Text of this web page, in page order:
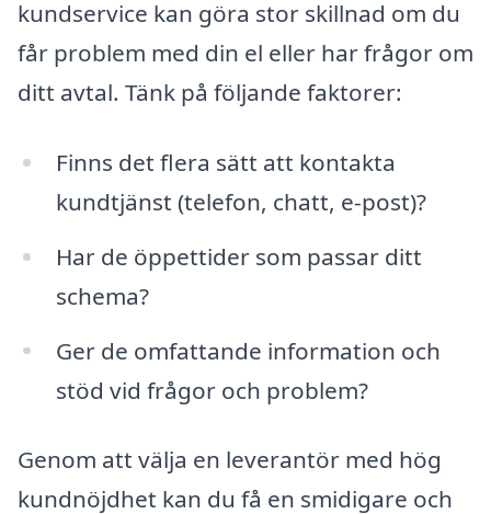
kundservice kan göra stor skillnad om du
får problem med din el eller har frågor om
ditt avtal. Tänk på följande faktorer:
Finns det flera sätt att kontakta
kundtjänst (telefon, chatt, e-post)?
Har de öppettider som passar ditt
schema?
Ger de omfattande information och
stöd vid frågor och problem?
Genom att välja en leverantör med hög
kundnöjdhet kan du få en smidigare och